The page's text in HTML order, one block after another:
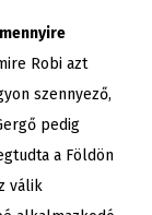
Robi azt
szennyező,
pedig
a Földön
válik